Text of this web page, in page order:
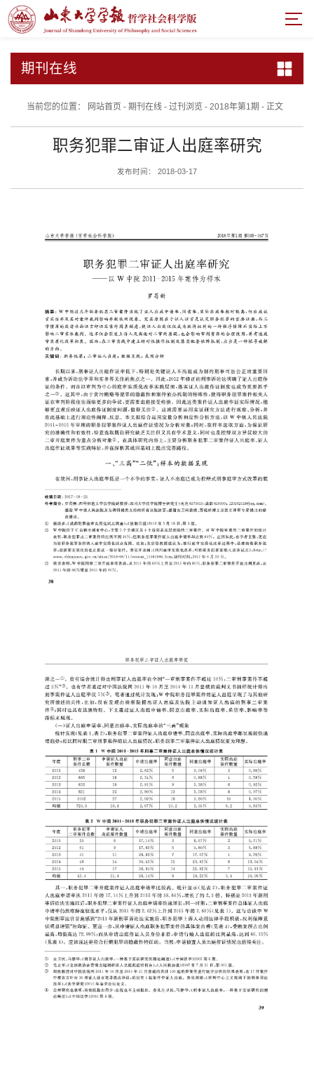
期刊在线
当前您的位置： 网站首页- 期刊在线 - 过刊浏览- 2018年第1期 - 正文
职务犯罪二审证人出庭率研究
发布时间： 2018-03-17